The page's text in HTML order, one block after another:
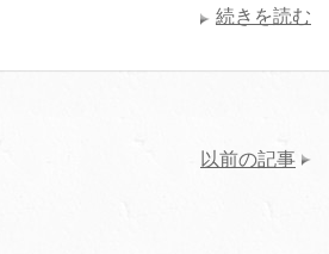
続きを読む
以前の記事